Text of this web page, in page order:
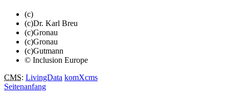
(c)
(c)Dr. Karl Breu
(c)Gronau
(c)Gronau
(c)Gutmann
© Inclusion Europe
CMS: LivingData komXcms
Seitenanfang